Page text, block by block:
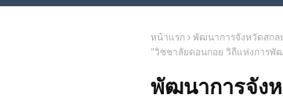
หน้าแรก พัฒนาการจังหวัดสกล
"วิชชาลัยดอนกอย วิถีแห่งการพั
พัฒนาการจัง